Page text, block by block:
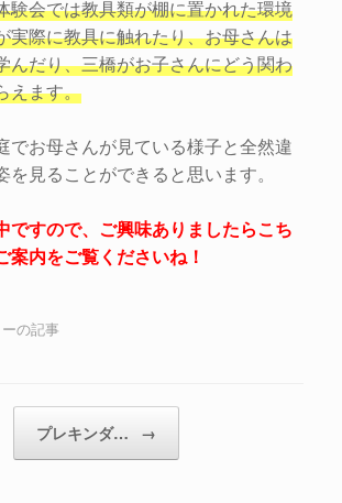
験会では教具類が棚に置かれた環境
実際に教具に触れたり、お母さんは
んだり、三橋がお子さんにどう関わ
えます。
でお母さんが見ている様子と全然違
を見ることができると思います。
ですので、ご興味ありましたらこち
案内をご覧くださいね！
の記事
プレキンダ… →